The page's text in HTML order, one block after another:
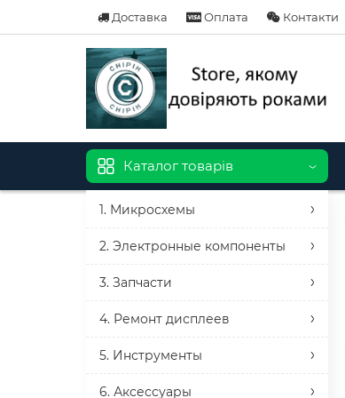
Доставка Оплата Контакти
Каталог товарів
1. Микросхемы
2. Электронные компоненты
3. Запчасти
4. Ремонт дисплеев
5. Инструменты
6. Аксессуары